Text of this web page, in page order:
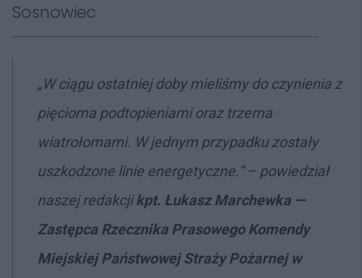
Sosnowiec
„W ciągu ostatniej doby mieliśmy do czynienia z
pięcioma podtopieniami oraz trzema
wiatrołomami. W jednym przypadku zostały
uszkodzone linie energetyczne.” – powiedział
naszej redakcjikpt. Łukasz Marchewka —
Zastępca Rzecznika Prasowego Komendy
Miejskiej Państwowej Straży Pożarnej w